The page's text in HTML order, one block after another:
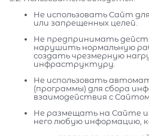
Не использовать Сайт
или запрещенных целей.
Не предпринимать
нарушить нормальную
создать чрезмерную
инфраструктуру.
Не использовать
(программы) для сбора
взаимодействия с Сайтом.
Не размещать на Сайте и
него любую информацию,